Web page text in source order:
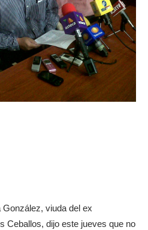
viuda del ex
Ceballos, dijo este jueves que no